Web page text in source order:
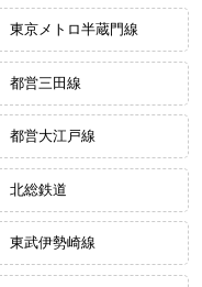
東京メトロ半蔵門線
都営三田線
都営大江戸線
北総鉄道
東武伊勢崎線